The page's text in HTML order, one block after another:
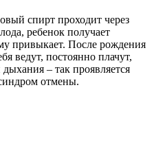
спирт проходит через
ребенок получает
привыкает. После рождения
ведут, постоянно плачут,
– так проявляется
отмены.